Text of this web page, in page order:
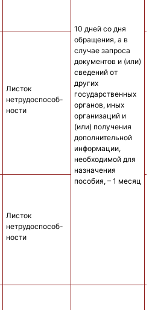
10 дней со дня
обращения, а в
случае запроса
документов и (или)
сведений от
других
государственных
органов, иных
организаций и
(или) получения
дополнительной
информации,
необходимой для
назначения
пособия, – 1 месяц
Листок
нетрудоспособ-
ности
Листок
нетрудоспособ-
ности